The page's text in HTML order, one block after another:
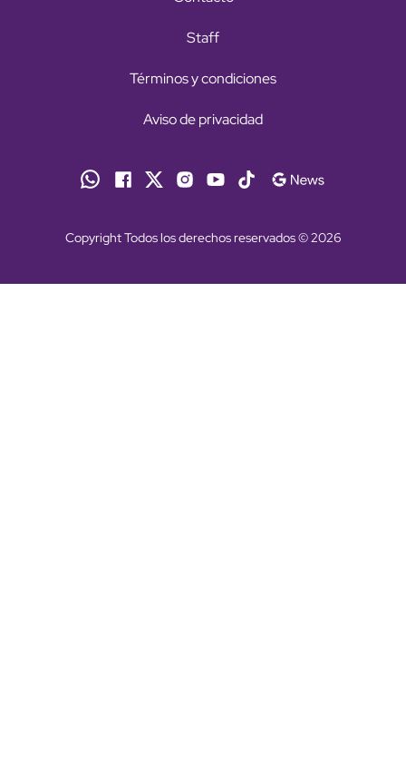
Staff
Términos y condiciones
Aviso de privacidad
Copyright Todos los derechos reservados © 2026